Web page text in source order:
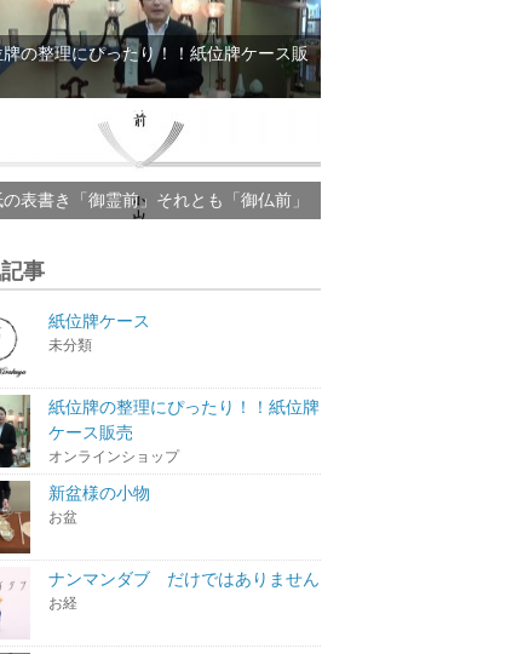
牌の整理にぴったり！！紙位牌ケース販
表書き「御霊前」それとも「御仏前」
事
紙位牌ケース
未分類
紙位牌の整理にぴったり！！紙位牌
ケース販売
オンラインショップ
新盆様の小物
お盆
ナンマンダブ だけではありません
お経